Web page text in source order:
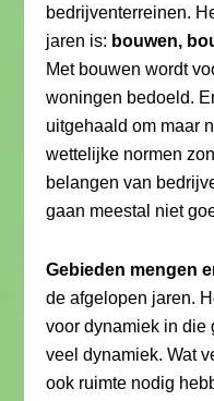
bedrijventerreinen.
jaren is: bouwen,
Met bouwen wordt
woningen bedoeld.
uitgehaald om maar
wettelijke normen
belangen van
gaan meestal niet
Gebieden mengen
de afgelopen jaren.
voor dynamiek in die
veel dynamiek. Wat
ook ruimte nodig